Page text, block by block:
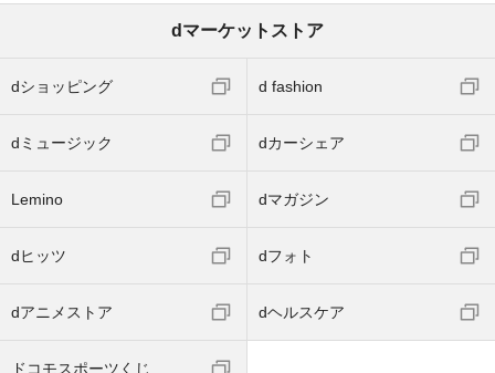
dマーケットストア
dショッピング d fashion
dミュージック dカーシェア
Lemino dマガジン
dヒッツ dフォト
dアニメストア dヘルスケア
ドコモスポーツくじ